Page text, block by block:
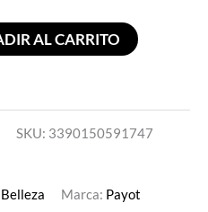
AL CARRITO
SKU: 3390150591747
Marca: Payot